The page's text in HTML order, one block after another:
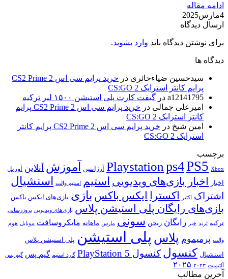
ادامه مقاله
4مارس2025
ارسال دیدگاه
برای نوشتن دیدگاه باید وارد بشوید.
دیدگاه ها
سیدحسین ضیاءحائری در
خرید پرایم سی اس 2 CS2 Prime
پرایم کانتر استرایک 2 CS:GO
a12141795 در گیفت کارت پلی استیشن ۱۵۰۰ لیر ترکیه
امیرعلی جمالی در
خرید پرایم سی اس 2 CS2 Prime پرایم
کانتر استرایک 2 CS:GO
امین شیخ در
خرید پرایم سی اس 2 CS2 Prime پرایم کانتر
استرایک 2 CS:GO
برچسب
Playstation ps4PS5 Xbox آرژانتین آموزش آنلاین
آوریل
اخبار
اخبار بازی‌های ویدیویی استیم استیم والت اسنشیال
اشتراک اکتبر اکسترا ایکس باکس بازی بازی‌های ایکس باکس
بازی‌های رایگان پلی استیشن پلاس بازی‌های ویدیویی بروزرسانی
ترکیه ترید خبر رایگان ریجن سونی مارس ماهانه مایکروسافت موبایل هوم
والت پرمیموم پلاس پلی استیشن پلی استیشن پلاس
اسنشیال کنسول کنسول PlayStation 5 گارد استیم گیم پس گیم پس
آلتیمیت ۲۰۲۳ ۲۰۲۵
آخرین مطالب